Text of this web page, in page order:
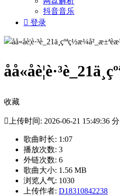
抖音音乐
 登录
收藏
 上传时间: 2026-06-21 15:49:36
歌曲时长: 1:07
播放次数: 3
外链次数: 6
歌曲大小: 1.56 MB
浏览人气: 1030
上传作者: D18310842238